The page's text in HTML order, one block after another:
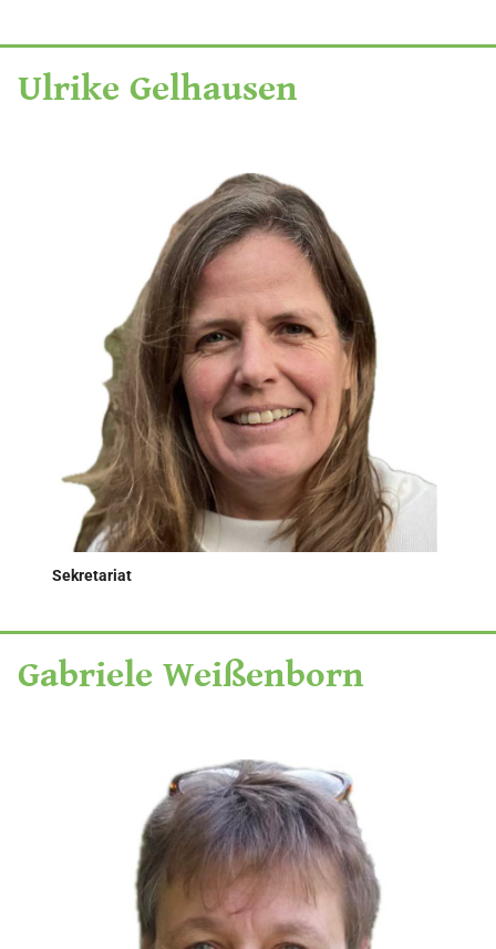
Ulrike Gelhausen
Sekretariat
Gabriele Weißenborn